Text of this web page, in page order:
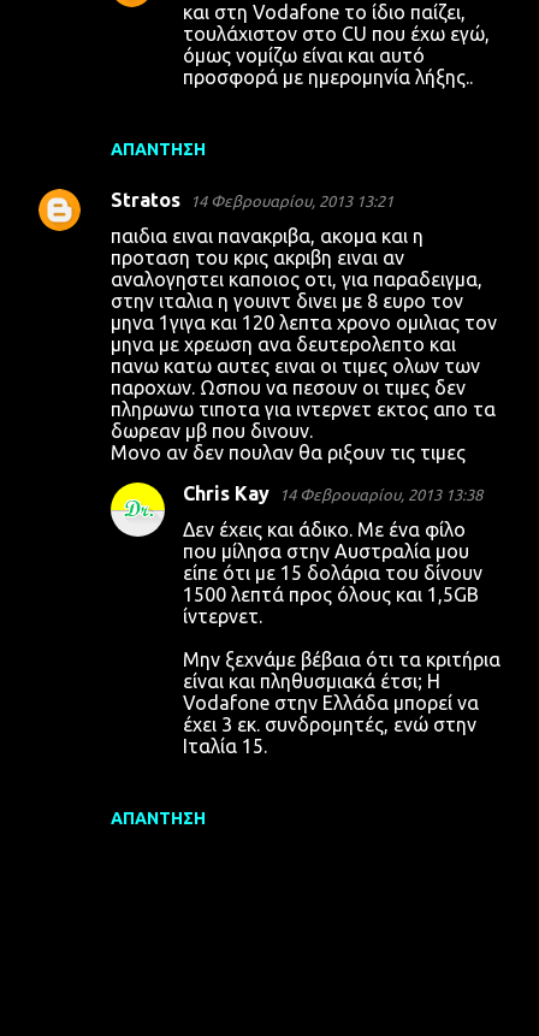
ΑΠΆΝΤΗΣΗ
και στη Vodafone το ίδιο παίζει,
τουλάχιστον στο CU που έχω εγώ,
όμως νομίζω είναι και αυτό
προσφορά με ημερομηνία λήξης..
Stratos 14 Φεβρουαρίου, 2013 13:21
παιδια ειναι πανακριβα, ακομα και η
προταση του κρις ακριβη ειναι αν
αναλογηστει καποιος οτι, για παραδειγμα,
στην ιταλια η γουιντ δινει με 8 ευρο τον
μηνα 1γιγα και 120 λεπτα χρονο ομιλιας τον
μηνα με χρεωση ανα δευτερολεπτο και
πανω κατω αυτες ειναι οι τιμες ολων των
παροχων. Ωσπου να πεσουν οι τιμες δεν
πληρωνω τιποτα για ιντερνετ εκτος απο τα
δωρεαν μβ που δινουν.
Μονο αν δεν πουλαν θα ριξουν τις τιμες
ΑΠΆΝΤΗΣΗ
Chris Kay 14 Φεβρουαρίου, 2013 13:38
Δεν έχεις και άδικο. Με ένα φίλο
που μίλησα στην Αυστραλία μου
είπε ότι με 15 δολάρια του δίνουν
1500 λεπτά προς όλους και 1,5GB
ίντερνετ.
Μην ξεχνάμε βέβαια ότι τα κριτήρια
είναι και πληθυσμιακά έτσι; Η
Vodafone στην Ελλάδα μπορεί να
έχει 3 εκ. συνδρομητές, ενώ στην
Ιταλία 15.